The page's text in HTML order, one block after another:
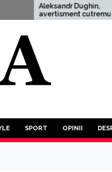
Dughin,
cutremurător:
Al Treilea Război
probabil. În acest an
să participăm la o
a tuturor împotriva
SPORT OPINII